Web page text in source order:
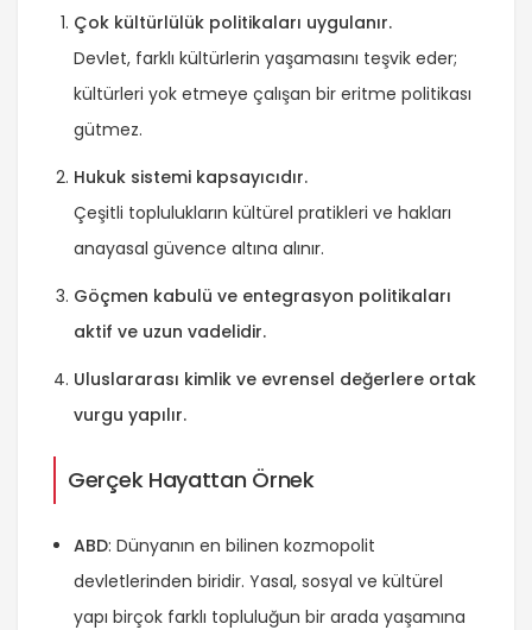
Çok kültürlülük politikaları uygulanır.
Devlet, farklı kültürlerin yaşamasını teşvik eder;
kültürleri yok etmeye çalışan bir eritme politikası
gütmez.
Hukuk sistemi kapsayıcıdır.
Çeşitli toplulukların kültürel pratikleri ve hakları
anayasal güvence altına alınır.
Göçmen kabulü ve entegrasyon politikaları
aktif ve uzun vadelidir.
Uluslararası kimlik ve evrensel değerlere ortak
vurgu yapılır.
Gerçek Hayattan Örnek
ABD: Dünyanın en bilinen kozmopolit
devletlerinden biridir. Yasal, sosyal ve kültürel
yapı birçok farklı topluluğun bir arada yaşamına